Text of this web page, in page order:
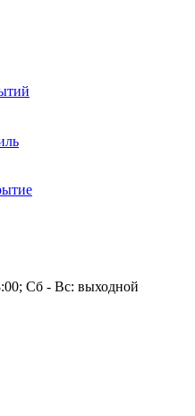
Сб - Вс: выходной